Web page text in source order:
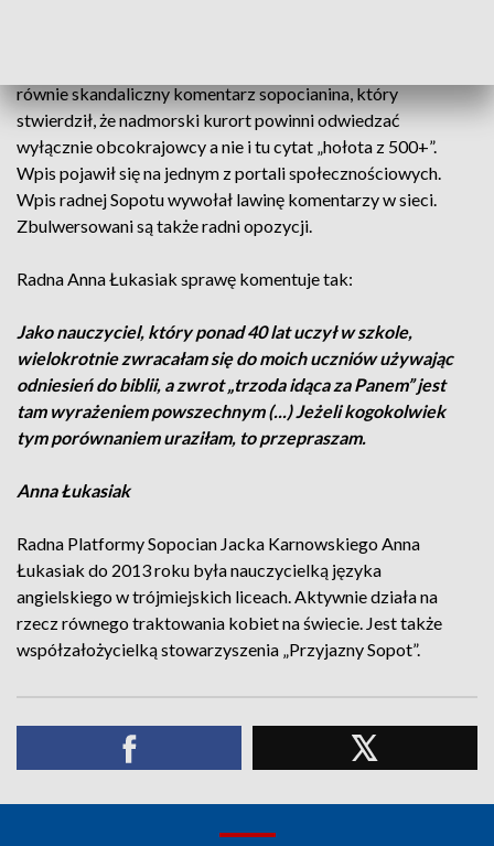
równie skandaliczny komentarz sopocianina, który
stwierdził, że nadmorski kurort powinni odwiedzać
wyłącznie obcokrajowcy a nie i tu cytat „hołota z 500+”.
Wpis pojawił się na jednym z portali społecznościowych.
Wpis radnej Sopotu wywołał lawinę komentarzy w sieci.
Zbulwersowani są także radni opozycji.
Radna Anna Łukasiak sprawę komentuje tak:
Jako nauczyciel, który ponad 40 lat uczył w szkole,
wielokrotnie zwracałam się do moich uczniów używając
odniesień do biblii, a zwrot „trzoda idąca za Panem” jest
tam wyrażeniem powszechnym (...) Jeżeli kogokolwiek
tym porównaniem uraziłam, to przepraszam.
Anna Łukasiak
Radna Platformy Sopocian Jacka Karnowskiego Anna
Łukasiak do 2013 roku była nauczycielką języka
angielskiego w trójmiejskich liceach. Aktywnie działa na
rzecz równego traktowania kobiet na świecie. Jest także
współzałożycielką stowarzyszenia „Przyjazny Sopot”.